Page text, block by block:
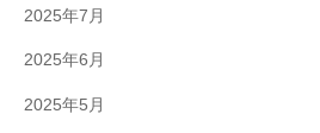
2025年7月
2025年6月
2025年5月